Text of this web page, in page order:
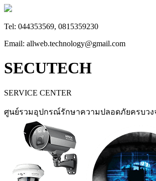
Tel: 044353569, 0815359230
Email: allweb.technology@gmail.com
SECUTECH
SERVICE CENTER
ศูนย์รวมอุปกรณ์รักษาความปลอดภัยครบวง